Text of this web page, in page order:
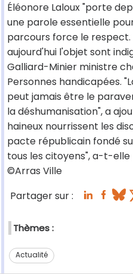
Éléonore Laloux "porte
une parole essentielle
parcours force le
aujourd'hui l'objet sont
Galliard-Minier ministre
Personnes handicapées.
peut jamais être le
la déshumanisation", a
haineux nourrissent les
pacte républicain fondé
tous les citoyens", a-t-elle
©Arras Ville
Partager sur :
Thèmes :
Actualité